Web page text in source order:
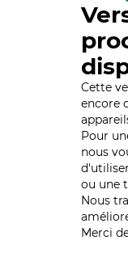
Cette
encore
Pour
nous
ou une
Nous
Merci